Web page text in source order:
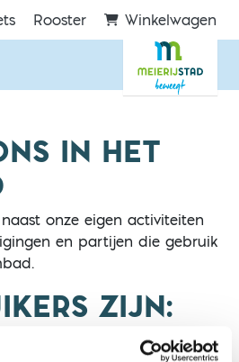
de pagina
Rooster Winkelwagen
IN HET
onze eigen activiteiten
en partijen die gebruik
ZIJN: